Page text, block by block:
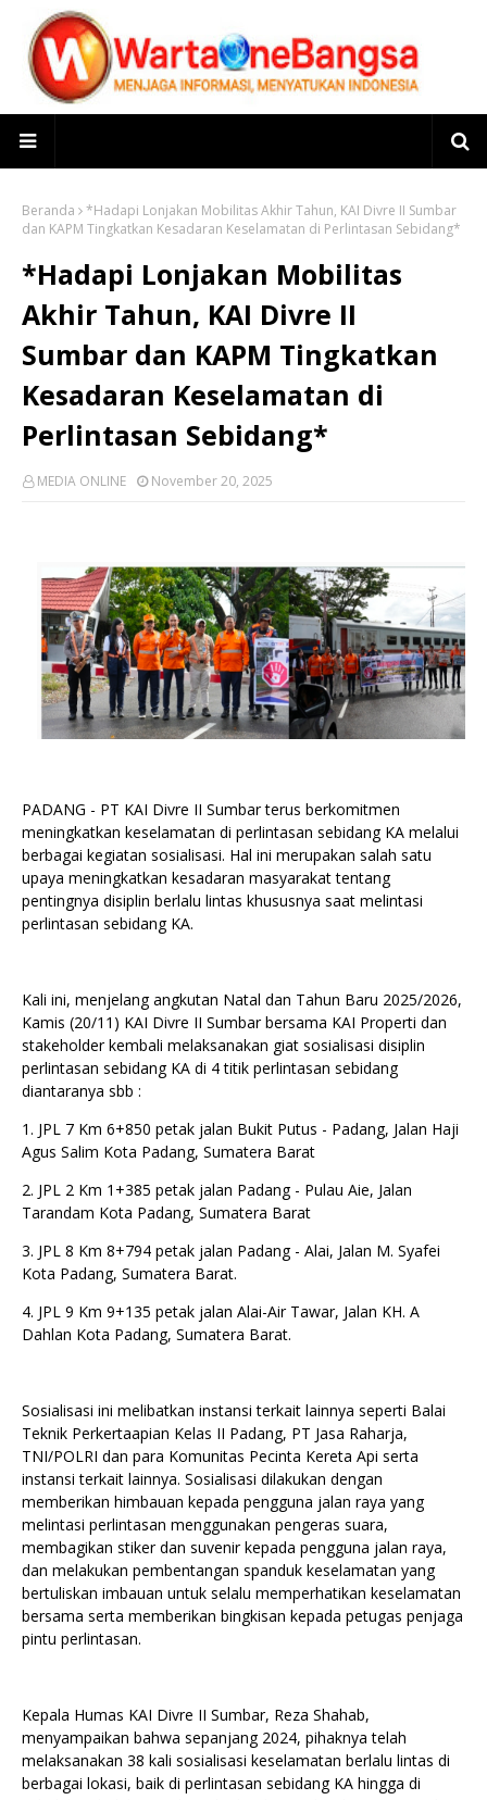
Beranda
*Hadapi Lonjakan Mobilitas Akhir Tahun, KAI Divre II Sumbar
dan KAPM Tingkatkan Kesadaran Keselamatan di Perlintasan Sebidang*
*Hadapi Lonjakan Mobilitas
Akhir Tahun, KAI Divre II
Sumbar dan KAPM Tingkatkan
Kesadaran Keselamatan di
Perlintasan Sebidang*
MEDIA ONLINE November 20, 2025
PADANG - PT KAI Divre II Sumbar terus berkomitmen
meningkatkan keselamatan di perlintasan sebidang KA melalui
berbagai kegiatan sosialisasi. Hal ini merupakan salah satu
upaya meningkatkan kesadaran masyarakat tentang
pentingnya disiplin berlalu lintas khususnya saat melintasi
perlintasan sebidang KA.
Kali ini, menjelang angkutan Natal dan Tahun Baru 2025/2026,
Kamis (20/11) KAI Divre II Sumbar bersama KAI Properti dan
stakeholder kembali melaksanakan giat sosialisasi disiplin
perlintasan sebidang KA di 4 titik perlintasan sebidang
diantaranya sbb :
1.⁠ ⁠JPL 7 Km 6+850 petak jalan Bukit Putus - Padang, Jalan Haji
Agus Salim Kota Padang, Sumatera Barat
2.⁠ ⁠JPL 2 Km 1+385 petak jalan Padang - Pulau Aie, Jalan
Tarandam Kota Padang, Sumatera Barat
3.⁠ ⁠JPL 8 Km 8+794 petak jalan Padang - Alai, Jalan M. Syafei
Kota Padang, Sumatera Barat.
4.⁠ ⁠JPL 9 Km 9+135 petak jalan Alai-Air Tawar, Jalan KH. A
Dahlan Kota Padang, Sumatera Barat.
Sosialisasi ini melibatkan instansi terkait lainnya seperti Balai
Teknik Perkertaapian Kelas II Padang, PT Jasa Raharja,
TNI/POLRI dan para Komunitas Pecinta Kereta Api serta
instansi terkait lainnya. Sosialisasi dilakukan dengan
memberikan himbauan kepada pengguna jalan raya yang
melintasi perlintasan menggunakan pengeras suara,
membagikan stiker dan suvenir kepada pengguna jalan raya,
dan melakukan pembentangan spanduk keselamatan yang
bertuliskan imbauan untuk selalu memperhatikan keselamatan
bersama serta memberikan bingkisan kepada petugas penjaga
pintu perlintasan.
Kepala Humas KAI Divre II Sumbar, Reza Shahab,
menyampaikan bahwa sepanjang 2024, pihaknya telah
melaksanakan 38 kali sosialisasi keselamatan berlalu lintas di
berbagai lokasi, baik di perlintasan sebidang KA hingga di